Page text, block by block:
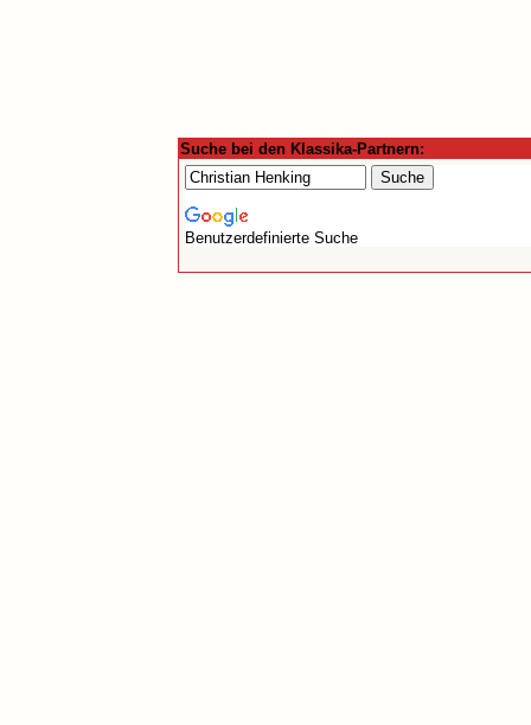
Suche bei den Klassika-Partnern:
Benutzerdefinierte Suche